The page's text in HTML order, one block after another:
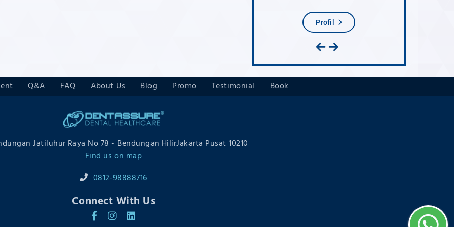
Profil
Q&A FAQ About Us Blog Promo Testimonial Book
Jatiluhur Raya No 78 - Bendungan HilirJakarta Pusat 10210
Find us on map
0812-98888716
Connect With Us